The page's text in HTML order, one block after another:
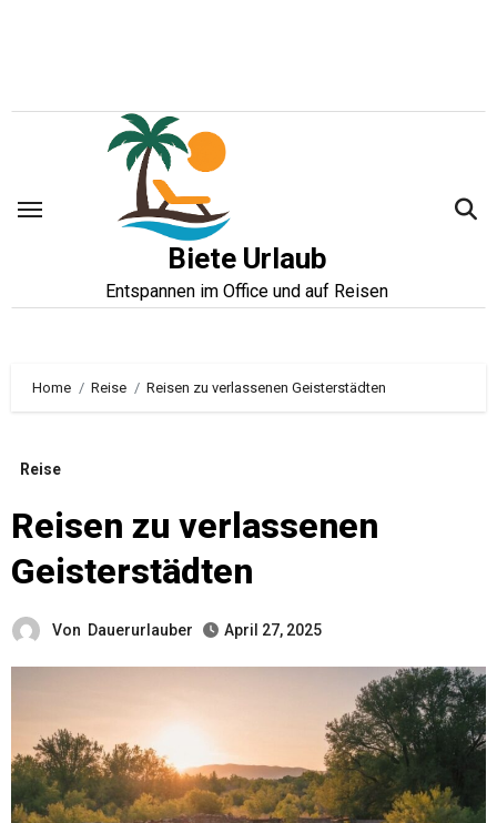
Biete Urlaub
Entspannen im Office und auf Reisen
Home Reise Reisen zu verlassenen Geisterstädten
Reise
Reisen zu verlassenen
Geisterstädten
Von Dauerurlauber April 27, 2025